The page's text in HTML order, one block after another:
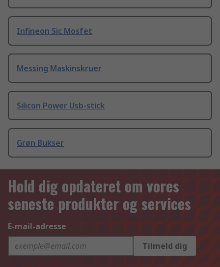
Infineon Sic Mosfet
Messing Maskinskruer
Silicon Power Usb-stick
Grøn Bukser
Hold dig opdateret om vores
seneste produkter og services
E-mail-adresse
Tilmeld dig